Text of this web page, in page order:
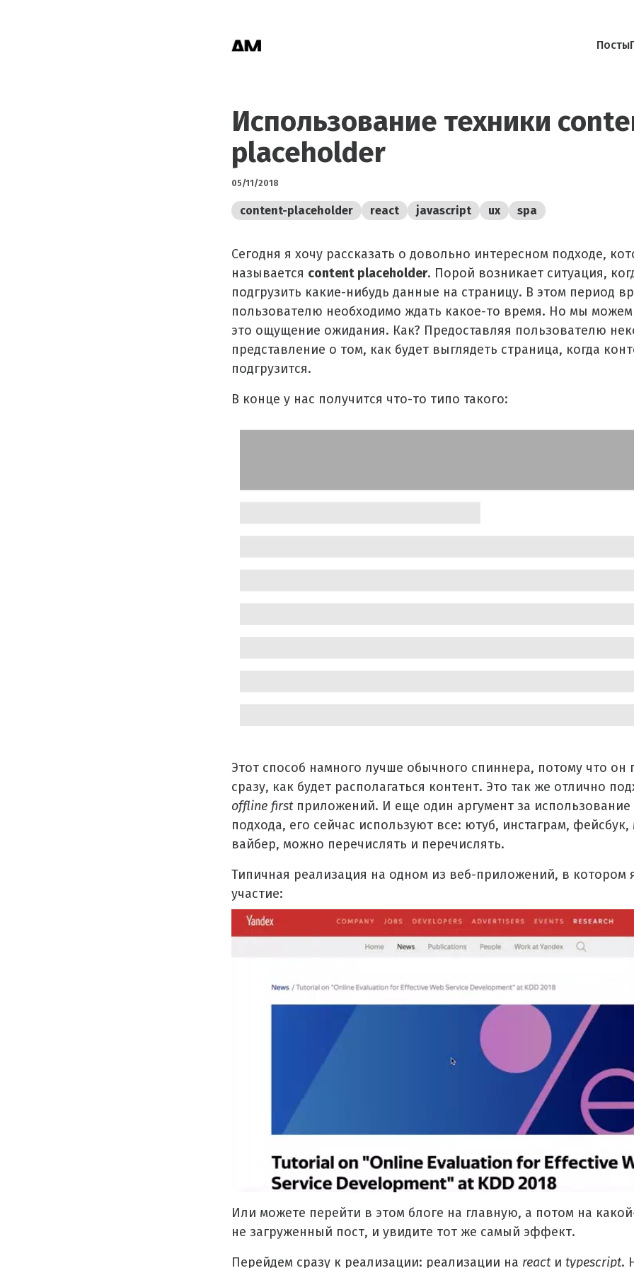
Посты
Использование техники
placeholder
05/11/2018
content-placeholder react javascript ux spa
Сегодня я хочу рассказать о довольно интересном подходе,
называется content placeholder. Порой возникает ситуация,
подгрузить какие-нибудь данные на страницу. В этом период
пользователю необходимо ждать какое-то время. Но мы
это ощущение ожидания. Как? Предоставляя пользователю
представление о том, как будет выглядеть страница, когда
подгрузится.
В конце у нас получится что-то типо такого:
Этот способ намного лучше обычного спиннера, потому что он
сразу, как будет располагаться контент. Это так же отлично
offline firstприложений. И еще один аргумент за использование
подхода, его сейчас используют все: ютуб, инстаграм,
вайбер, можно перечислять и перечислять.
Типичная реализация на одном из веб-приложений, в котором
участие:
Или можете перейти в этом блоге на главную, а потом на
не загруженный пост, и увидите тот же самый эффект.
Перейдем сразу к реализации: реализации на reactи typescript.